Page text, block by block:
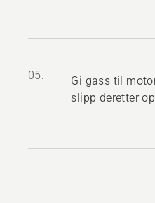
05.
Gi gass til
slipp deretter